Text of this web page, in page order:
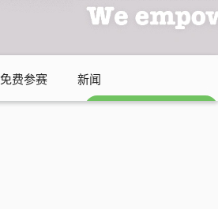
免费参赛 新闻
免费每周通讯 (英文)